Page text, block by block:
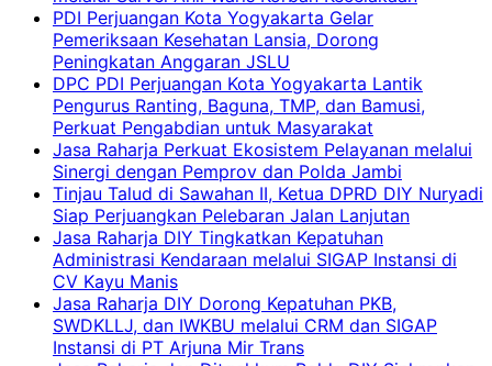
PDI Perjuangan Kota Yogyakarta Gelar
Pemeriksaan Kesehatan Lansia, Dorong
Peningkatan Anggaran JSLU
DPC PDI Perjuangan Kota Yogyakarta Lantik
Pengurus Ranting, Baguna, TMP, dan Bamusi,
Perkuat Pengabdian untuk Masyarakat
Jasa Raharja Perkuat Ekosistem Pelayanan melalui
Sinergi dengan Pemprov dan Polda Jambi
Tinjau Talud di Sawahan II, Ketua DPRD DIY Nuryadi
Siap Perjuangkan Pelebaran Jalan Lanjutan
Jasa Raharja DIY Tingkatkan Kepatuhan
Administrasi Kendaraan melalui SIGAP Instansi di
CV Kayu Manis
Jasa Raharja DIY Dorong Kepatuhan PKB,
SWDKLLJ, dan IWKBU melalui CRM dan SIGAP
Instansi di PT Arjuna Mir Trans